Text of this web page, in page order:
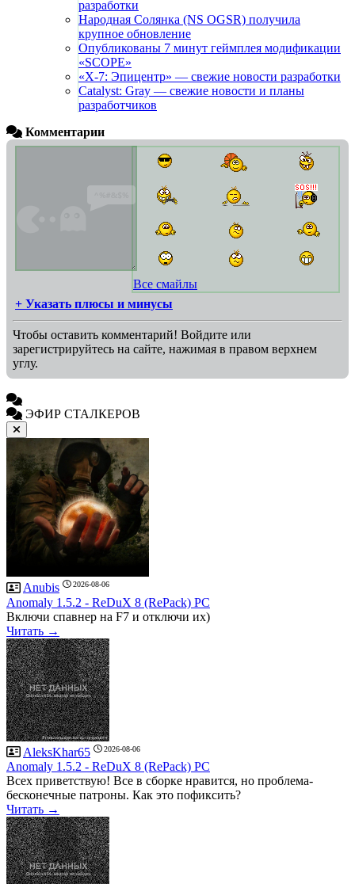
разработки
Народная Солянка (NS OGSR) получила
крупное обновление
Опубликованы 7 минут геймплея модификации
«SCOPE»
«X-7: Эпицентр» — свежие новости разработки
Catalyst: Gray — свежие новости и планы
разработчиков
Комментарии
Все смайлы
+ Указать плюсы и минусы
Чтобы оставить комментарий! Войдите или
зарегистрируйтесь на сайте, нажимая в правом верхнем
углу.
ЭФИР СТАЛКЕРОВ
Anubis 2026-08-06
Anomaly 1.5.2 - ReDuX 8 (RePack) PC
Включи спавнер на F7 и отключи их)
Читать →
AleksKhar65 2026-08-06
Anomaly 1.5.2 - ReDuX 8 (RePack) PC
Всех приветствую! Все в сборке нравится, но проблема-
бесконечные патроны. Как это пофиксить?
Читать →